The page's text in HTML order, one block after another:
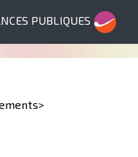
PUBLIQUES
>